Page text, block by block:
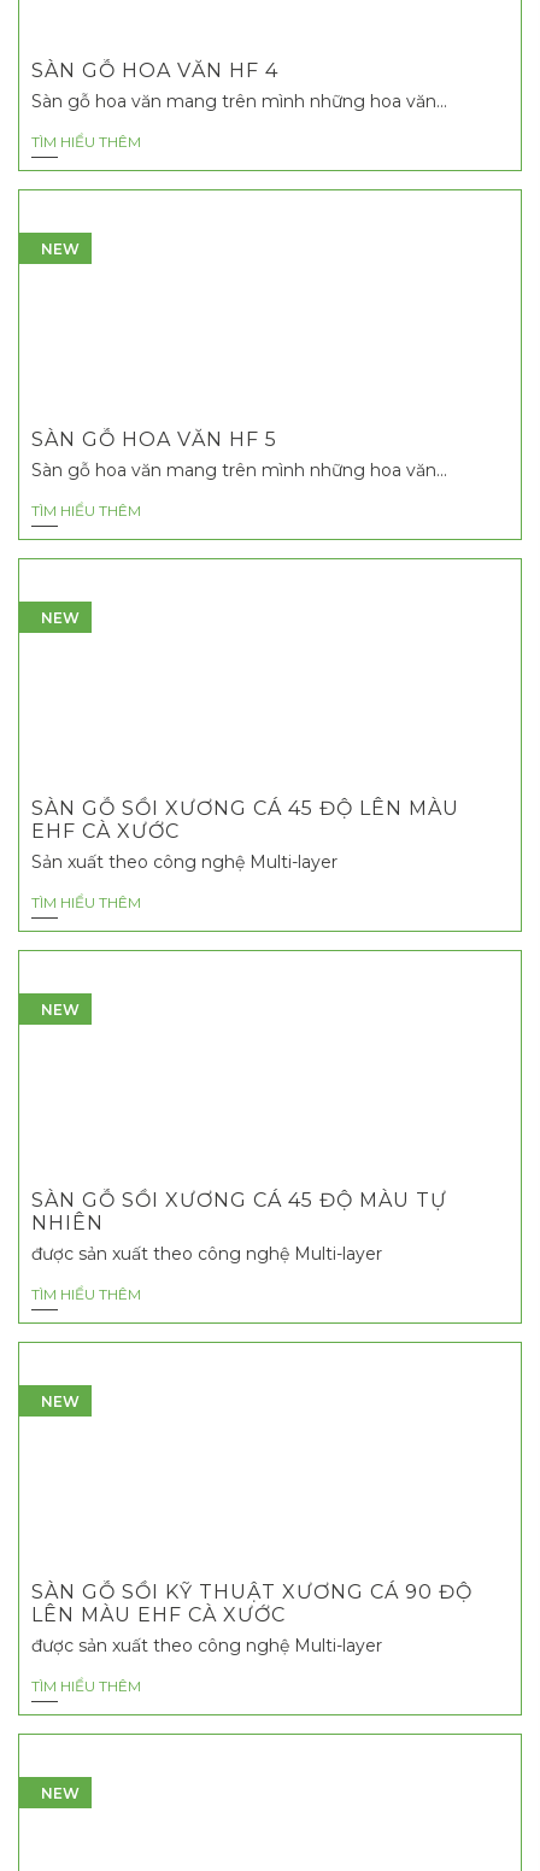
SÀN GỖ HOA VĂN HF 4
Sàn gỗ hoa văn mang trên mình những hoa văn...
TÌM HIỂU THÊM
NEW
SÀN GỖ HOA VĂN HF 5
Sàn gỗ hoa văn mang trên mình những hoa văn...
TÌM HIỂU THÊM
NEW
SÀN GỖ SỒI XƯƠNG CÁ 45 ĐỘ LÊN MÀU
EHF CÀ XƯỚC
Sản xuất theo công nghệ Multi-layer
TÌM HIỂU THÊM
NEW
SÀN GỖ SỒI XƯƠNG CÁ 45 ĐỘ MÀU TỰ
NHIÊN
được sản xuất theo công nghệ Multi-layer
TÌM HIỂU THÊM
NEW
SÀN GỖ SỒI KỸ THUẬT XƯƠNG CÁ 90 ĐỘ
LÊN MÀU EHF CÀ XƯỚC
được sản xuất theo công nghệ Multi-layer
TÌM HIỂU THÊM
NEW